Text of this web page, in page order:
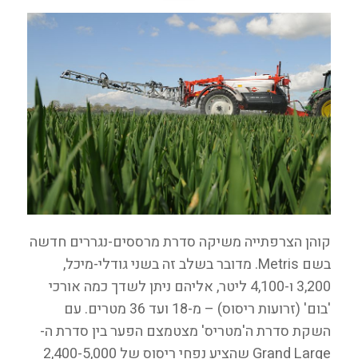
קוהן הצרפתייה משיקה סדרת מרססים-נגררים חדשה
בשם Metris. מדובר בשלב זה בשני גודלי-מיכל,
3,200 ו-4,100 ליטר, אליהם ניתן לשדך כמה אורכי
'בום' (זרועות ריסוס) – מ-18 ועד 36 מטרים. עם
השקת סדרת ה'מטריס' מצטמצם הפער בין סדרת ה-
Grand Large שהציע נפחי ריסוס של 2,400-5,000